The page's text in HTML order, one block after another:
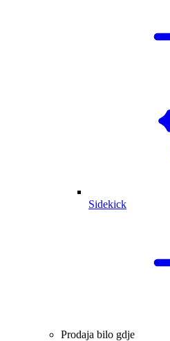
Sidekick
Prodaja bilo gdje